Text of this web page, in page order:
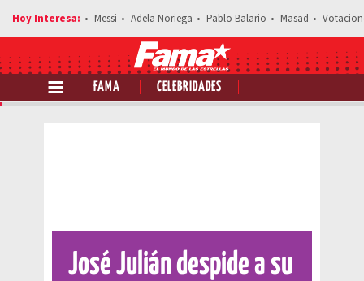
Messi Adela Noriega Pablo Balario Masad
FAMA CELEBRIDADES
Comparte esta noticia
José Julián despide a su